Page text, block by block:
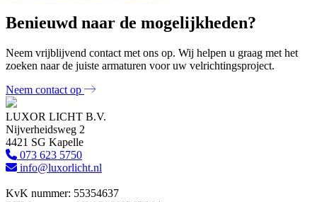
Benieuwd naar de mogelijkheden?
Neem vrijblijvend contact met ons op. Wij helpen u graag met het
zoeken naar de juiste armaturen voor uw velrichtingsproject.
Neem contact op
LUXOR LICHT B.V.
Nijverheidsweg 2
4421 SG Kapelle
073 623 5750
info@luxorlicht.nl
KvK nummer: 55354637